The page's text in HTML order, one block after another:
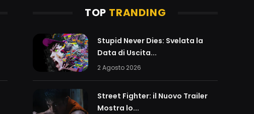
TOP TRANDING
Stupid Never Dies: Svelata la
Data di Uscita...
2 Agosto 2026
Street Fighter: il Nuovo Trailer
Mostra lo...